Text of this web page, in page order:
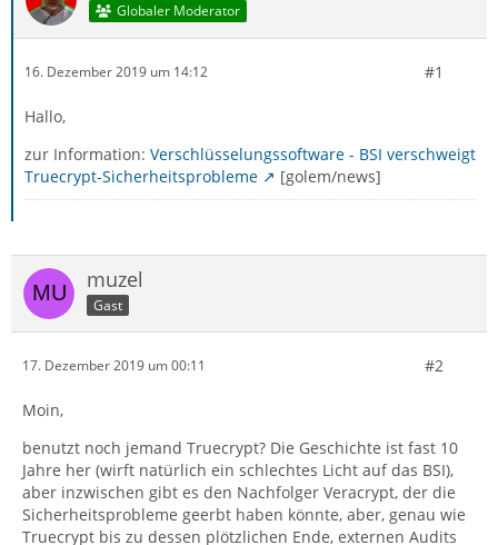
Globaler Moderator
16. Dezember 2019 um 14:12 #1
Hallo,
zur Information: Verschlüsselungssoftware - BSI verschweigt
Truecrypt-Sicherheitsprobleme
[golem/news]
muzel
Gast
17. Dezember 2019 um 00:11 #2
Moin,
benutzt noch jemand Truecrypt? Die Geschichte ist fast 10
Jahre her (wirft natürlich ein schlechtes Licht auf das BSI),
aber inzwischen gibt es den Nachfolger Veracrypt, der die
Sicherheitsprobleme geerbt haben könnte, aber, genau wie
Truecrypt bis zu dessen plötzlichen Ende, externen Audits